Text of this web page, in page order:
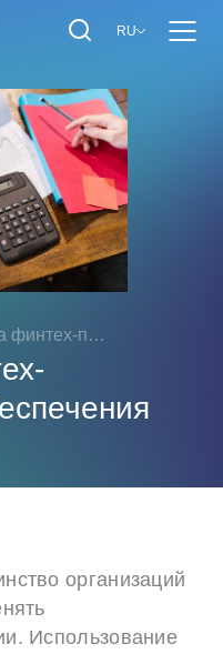
RU
програм...
организаций
Использование